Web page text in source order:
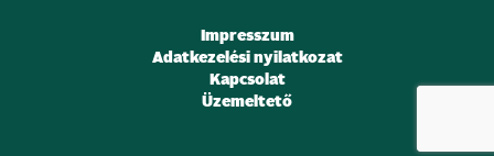
Impresszum
Adatkezelési nyilatkozat
Kapcsolat
Üzemeltető